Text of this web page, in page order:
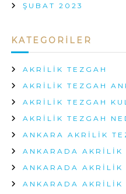
ŞUBAT 2023
KATEGORILER
AKRILIK TEZGAH
AKRILIK TEZGAH
AKRILIK TEZGAH
AKRILIK TEZGAH
ANKARA AKRILIK
ANKARADA AKRILIK
ANKARADA AKRILIK
ANKARADA AKRILIK